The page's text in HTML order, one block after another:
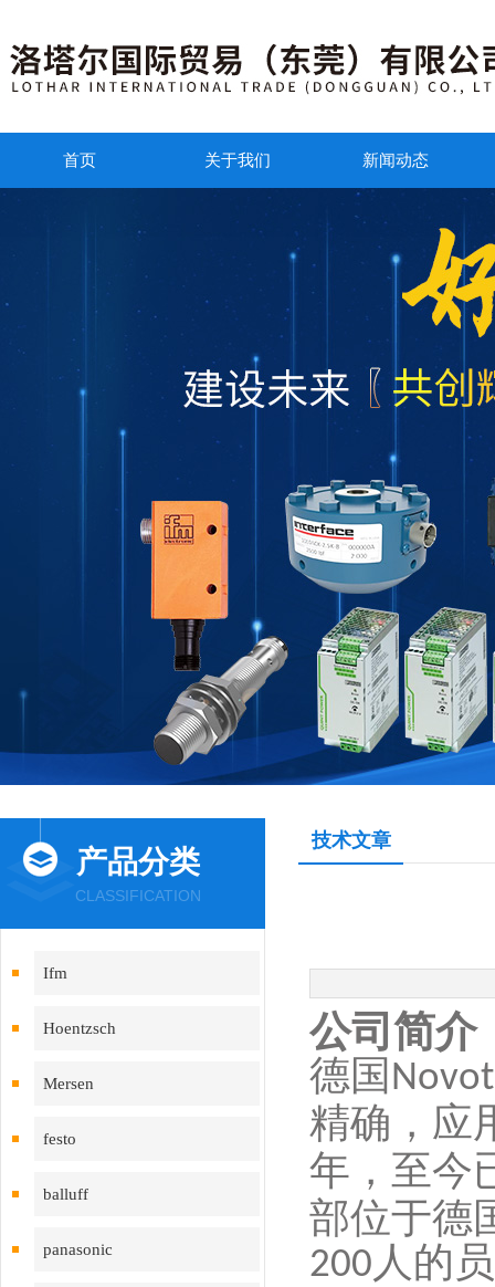
首页 关于我们 新闻动态
产品分类
CLASSIFICATION
Ifm
Hoentzsch
Mersen
festo
balluff
panasonic
技术文章
公司简介
德国
精确，应
年，至今
部位于德
200 人的